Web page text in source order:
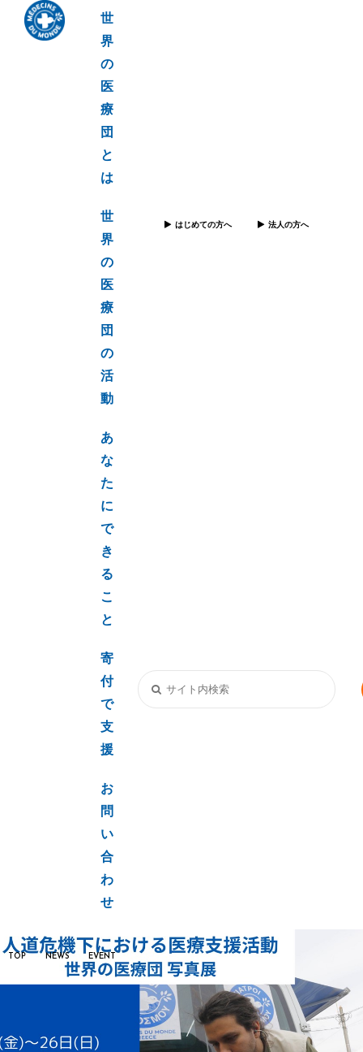
世
界
の
医
療
団
と
は
世
界
の
医
療
団
の
活
動
あ
な
た
に
で
き
る
こ
と
寄
付
で
支
援
お
問
い
合
わ
せ
はじめての方へ 法人の方へ
TOP NEWS EVENT